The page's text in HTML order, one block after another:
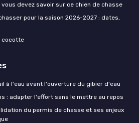
devez savoir sur ce chien de chasse
pour la saison 2026-2027 : dates,
cocotte
à l'eau avant l'ouverture du gibier d'eau
: adapter l'effort sans le mettre au repos
du permis de chasse et ses enjeux